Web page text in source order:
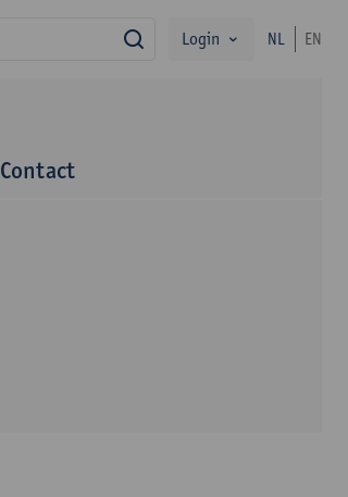
zoekLogin NL EN
Contact